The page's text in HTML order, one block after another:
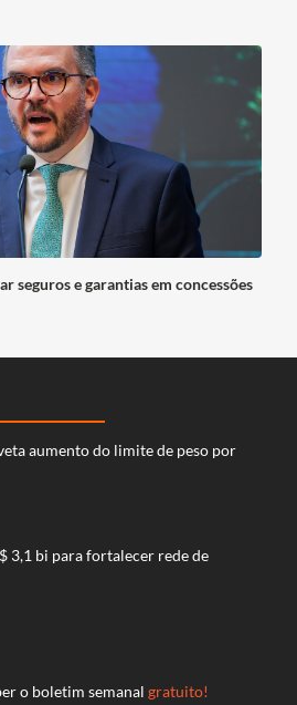
seguros e garantias em concessões
aumento do limite de peso por
3,1 bi para fortalecer rede de
o boletim semanal gratuito!